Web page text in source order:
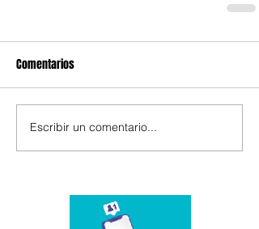
Comentarios
Escribir un comentario...